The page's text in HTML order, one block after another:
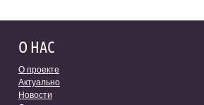
О НАС
О проекте
Актуально
Новости